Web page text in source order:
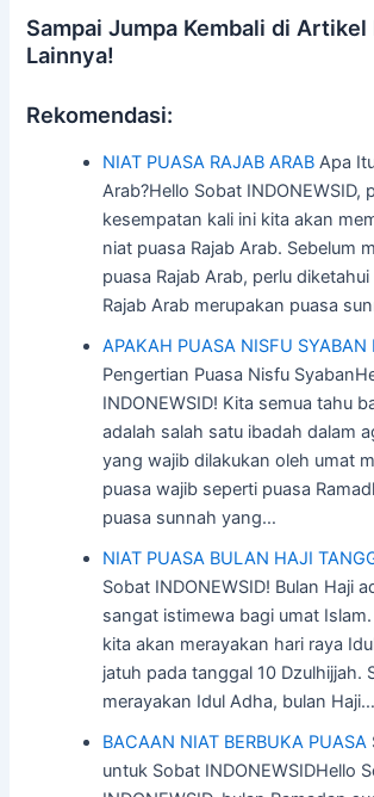
Sampai Jumpa Kembali di
Lainnya!
Rekomendasi:
NIAT PUASA RAJAB ARAB Apa
Arab?Hello Sobat INDONEWSID,
kesempatan kali ini kita akan
niat puasa Rajab Arab. Sebelum
puasa Rajab Arab, perlu
Rajab Arab merupakan puasa
APAKAH PUASA NISFU SYABAN
Pengertian Puasa Nisfu
INDONEWSID! Kita semua tahu
adalah salah satu ibadah dalam
yang wajib dilakukan oleh umat
puasa wajib seperti puasa
puasa sunnah yang…
NIAT PUASA BULAN HAJI
Sobat INDONEWSID! Bulan Haji
sangat istimewa bagi umat
kita akan merayakan hari raya
jatuh pada tanggal 10 Dzulhijjah.
merayakan Idul Adha, bulan Haji…
BACAAN NIAT BERBUKA PUASA
untuk Sobat INDONEWSIDHello